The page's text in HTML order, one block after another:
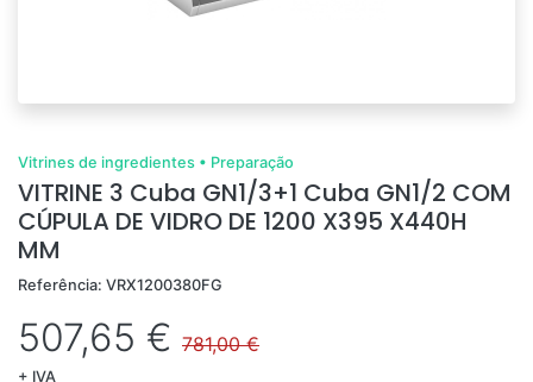
Vitrines de ingredientes • Preparação
VITRINE 3 Cuba GN1/3+1 Cuba GN1/2 COM
CÚPULA DE VIDRO DE 1200 X395 X440H
MM
Referência: VRX1200380FG
507,65 € 781,00 €
+ IVA